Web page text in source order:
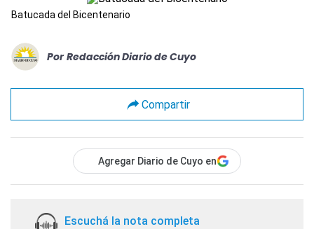
Batucada del Bicentenario
Por Redacción Diario de Cuyo
Compartir
Agregar Diario de Cuyo en
Escuchá la nota completa